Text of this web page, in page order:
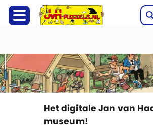
Het digitale Jan van
museum!